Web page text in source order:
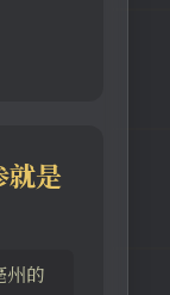
就是
州的